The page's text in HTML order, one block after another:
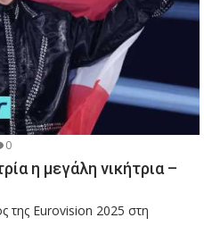
0
η μεγάλη νικήτρια –
της Eurovision 2025 στη